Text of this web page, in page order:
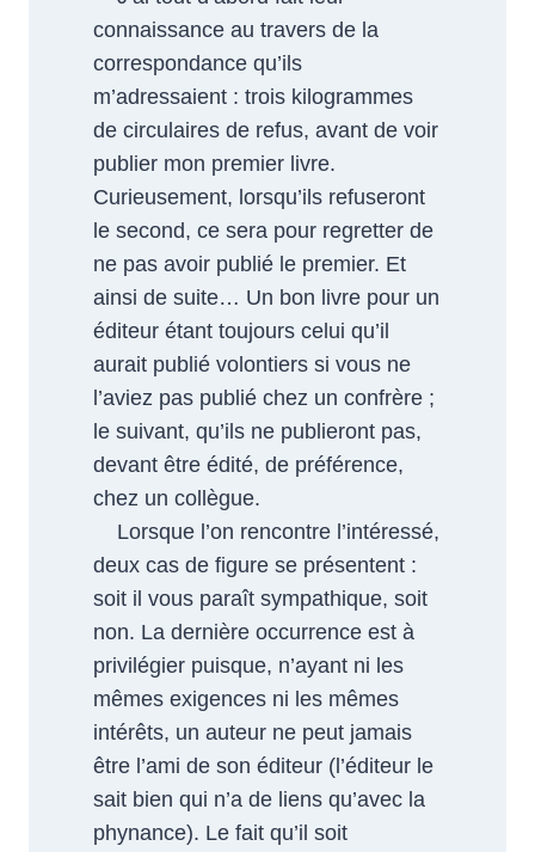
connaissance au travers de la
correspondance qu’ils
m’adressaient : trois kilogrammes
de circulaires de refus, avant de voir
publier mon premier livre.
Curieusement, lorsqu’ils refuseront
le second, ce sera pour regretter de
ne pas avoir publié le premier. Et
ainsi de suite… Un bon livre pour un
éditeur étant toujours celui qu’il
aurait publié volontiers si vous ne
l’aviez pas publié chez un confrère ;
le suivant, qu’ils ne publieront pas,
devant être édité, de préférence,
chez un collègue.
Lorsque l’on rencontre l’intéressé,
deux cas de figure se présentent :
soit il vous paraît sympathique, soit
non. La dernière occurrence est à
privilégier puisque, n’ayant ni les
mêmes exigences ni les mêmes
intérêts, un auteur ne peut jamais
être l’ami de son éditeur (l’éditeur le
sait bien qui n’a de liens qu’avec la
phynance). Le fait qu’il soit